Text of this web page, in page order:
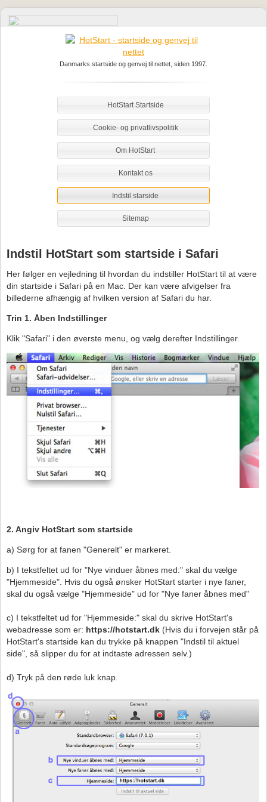
Danmarks startside og genvej til nettet, siden 1997.
HotStart Startside
Cookie- og privatlivspolitik
Om HotStart
Kontakt os
Indstil starside
Sitemap
Indstil HotStart som startside i Safari
Her følger en vejledning til hvordan du indstiller HotStart til at være
din startside i Safari på en Mac. Der kan være afvigelser fra
billederne afhængig af hvilken version af Safari du har.
Trin 1. Åben Indstillinger
Klik "Safari" i den øverste menu, og vælg derefter Indstillinger.
2. Angiv HotStart som startside
a) Sørg for at fanen "Generelt" er markeret.
b) I tekstfeltet ud for "Nye vinduer åbnes med:" skal du vælge
"Hjemmeside". Hvis du også ønsker HotStart starter i nye faner,
skal du også vælge "Hjemmeside" ud for "Nye faner åbnes med"
c) I tekstfeltet ud for "Hjemmeside:" skal du skrive HotStart's
webadresse som er: https://hotstart.dk (Hvis du i forvejen står på
HotStart's startside kan du trykke på knappen "Indstil til aktuel
side", så slipper du for at indtaste adressen selv.)
d) Tryk på den røde luk knap.